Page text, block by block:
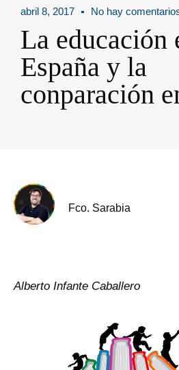
abril 8, 2017 No hay
La educación
España y la
conparación
Fco. Sarabia
Alberto Infante Caballero